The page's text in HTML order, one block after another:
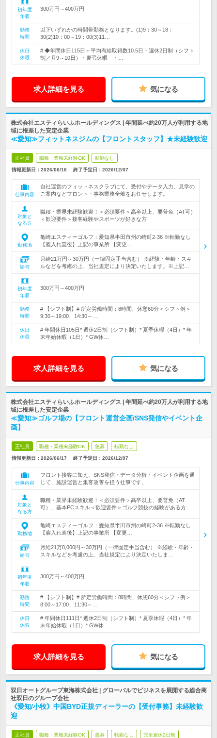
初年度
年収
300万円～400万円
勤務
時間
以下いずれかの時間帯勤務となります。(1)9：30～18：
30(2)10：00～19：00(3)11…
休日
休暇
# ◆年間休日115日＋平均有給取得数10.5日・週休2日制（シフト
制／月9～10日）・慶弔休暇 ・…
求人詳細を見る 気になる
株式会社エスティらいふホールディングス | 年間延べ約20万人が利用する地
域に根差した安定企業
≪愛知≫フィットネスジムの【フロントスタッフ】★未経験歓迎
正社員 職種・業種未経験OK 転勤なし
情報更新日：2026/06/16 終了予定日： 2026/12/07
仕事内容
自社運営のフィットネスクラブにて、受付やデータ入力、見学の
ご案内などフロント・事務業務全般をお任せします。
対象と
なる方
職種・業界未経験歓迎！＜必須要件＞高卒以上、要普免（AT可）
＜歓迎要件＞接客経験やスポーツが好きな方
勤務地
亀崎エスティーゴルフ：愛知県半田市州の崎町2-36 ※転勤なし
【雇入れ直後】上記の事業所 【変更…
給与
月給21万円～30万円（一律固定手当含む） ※経験・年齢・スキ
ルなどを考慮の上、当社規定により決定いたします。※上記…
初年度
年収
300万円～400万円
勤務
時間
# 【シフト制】# 所定労働時間：8時間、休憩60分＜シフト例＞
9:30～19:00、14:30～…
休日
休暇
# 年間休日105日* 週休2日制（シフト制）* 夏季休暇（4日）* 年
末年始休暇（1日）* GW休…
求人詳細を見る 気になる
株式会社エスティらいふホールディングス | 年間延べ約20万人が利用する地
域に根差した安定企業
≪愛知≫ゴルフ場の【フロント運営企画/SNS発信やイベント企
画】
正社員 職種・業種未経験OK 急募 転勤なし
情報更新日：2026/06/17 終了予定日： 2026/12/07
仕事内容
フロント接客に加え、SNS発信・データ分析・イベント企画を通
じて、施設運営と集客改善を担う仕事です。
対象と
なる方
職種・業界未経験歓迎！＜必須要件＞高卒以上、要普免（AT
可）、基本PCスキル＜歓迎要件＞ゴルフ競技の経験がある方
勤務地
亀崎エスティーゴルフ：愛知県半田市州の崎町2-36 ※転勤なし
【雇入れ直後】上記の事業所 【変更…
給与
月給21万8,000円～30万円（一律固定手当含む） ※経験・年齢・
スキルなどを考慮の上、当社規定により決定いたしま…
初年度
年収
300万円～400万円
勤務
時間
# 【シフト制】# 所定労働時間：8時間、休憩60分＜シフト例＞
8:00～17:00、11:30～…
休日
休暇
# 年間休日111日* 週休2日制（シフト制）* 夏季休暇（4日）* 年
末年始休暇（1日）* GW休…
求人詳細を見る 気になる
双日オートグループ東海株式会社 | グローバルでビジネスを展開する総合商
社双日のグループ会社
《愛知/小牧》中国BYD正規ディーラーの【受付事務】未経験歓
迎
正社員 職種・業種未経験OK 急募 転勤なし 完全週休2日制